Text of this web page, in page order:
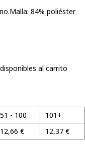
84% poliéster
al carrito
51 - 100
12,66€
101+
12,37 €